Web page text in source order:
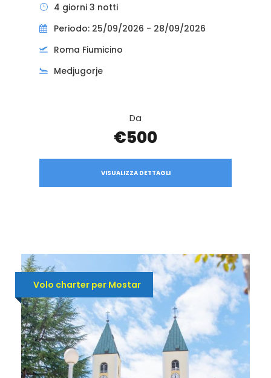
4 giorni 3 notti
Periodo: 25/09/2026 - 28/09/2026
Roma Fiumicino
Medjugorje
Da
€500
VISUALIZZA DETTAGLI
Volo charter per Mostar